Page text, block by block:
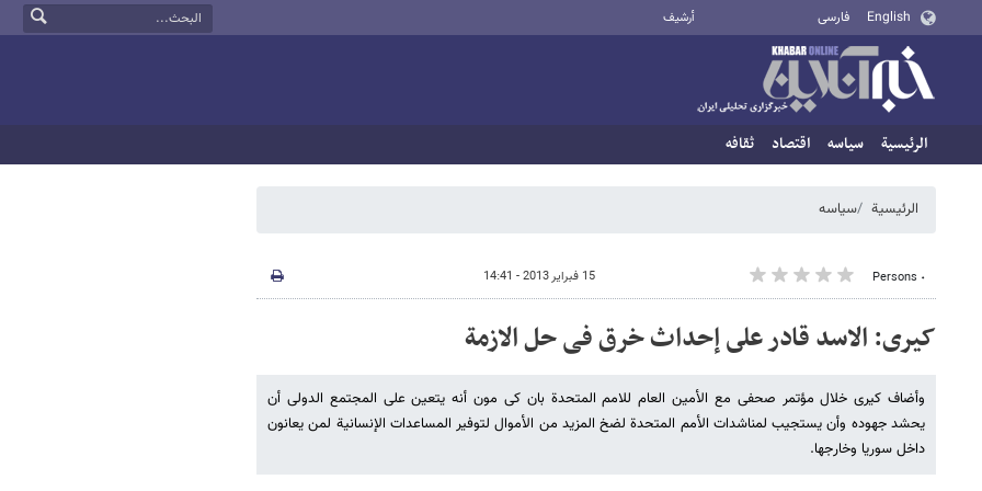
English فارسی أرشيف
الرئيسية سیاسه اقتصاد ثقافه
الرئيسية سیاسه
٠ Persons 15 فبراير 2013 - 14:41
کیری: الاسد قادر على إحداث خرق فی حل الازمة
وأضاف کیری خلال مؤتمر صحفی مع الأمین العام للامم المتحدة بان کی مون أنه یتعین على المجتمع الدولی أن
یحشد جهوده وأن یستجیب لمناشدات الأمم المتحدة لضخ المزید من الأموال لتوفیر المساعدات الإنسانیة لمن یعانون
داخل سوریا وخارجها.